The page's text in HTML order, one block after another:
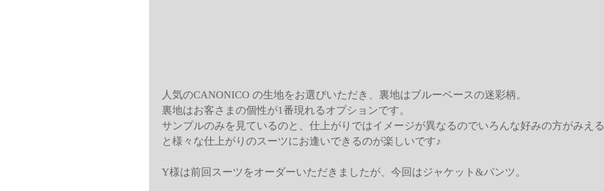
人気のCANONICO の生地をお選びいただき、裏地はブルーベースの迷彩柄。
裏地はお客さまの個性が1番現れるオプションです。
サンプルのみを見ているのと、仕上がりではイメージが異なるのでいろんな好みの方がみえる
と様々な仕上がりのスーツにお逢いできるのが楽しいです♪
Y様は前回スーツをオーダーいただきましたが、今回はジャケット&パンツ。